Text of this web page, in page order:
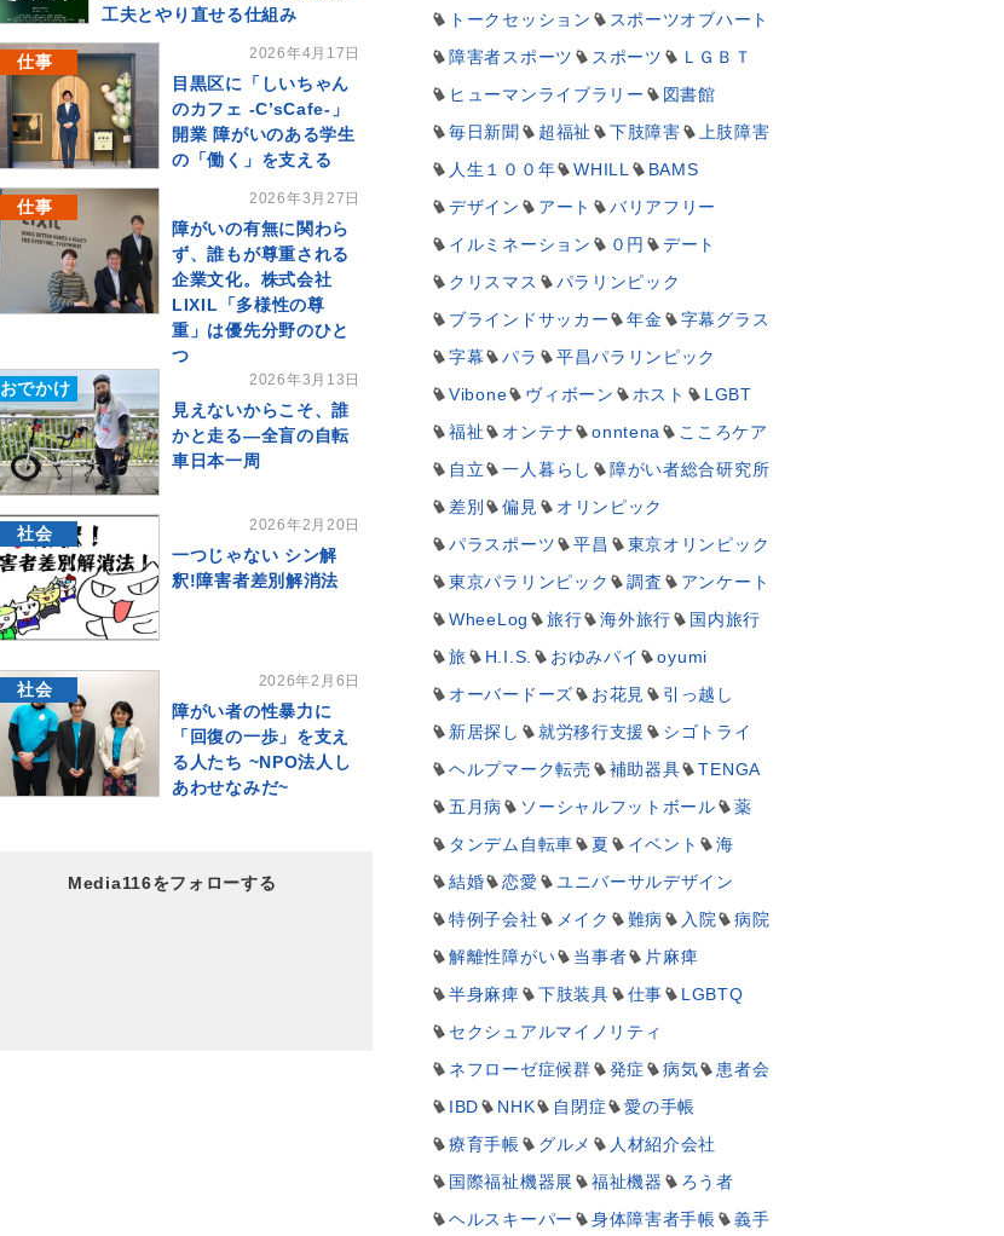
工夫とやり直せる仕組み
仕事 2026年4月17日
目黒区に「しいちゃん
のカフェ -C’sCafe-」
開業 障がいのある学生
の「働く」を支える
仕事 2026年3月27日
障がいの有無に関わら
ず、誰もが尊重される
企業文化。株式会社
LIXIL「多様性の尊
重」は優先分野のひと
つ
おでかけ 2026年3月13日
見えないからこそ、誰
かと走る―全盲の自転
車日本一周
社会 2026年2月20日
一つじゃない シン解
釈!障害者差別解消法
社会 2026年2月6日
障がい者の性暴力に
「回復の一歩」を支え
る人たち ~NPO法人し
あわせなみだ~
Media116をフォローする
トークセッション
スポーツオブハート
障害者スポーツ
スポーツ
ＬＧＢＴ
ヒューマンライブラリー
図書館
毎日新聞
超福祉 下肢障害
上肢障害
人生１００年
WHILL
BAMS
デザイン
アート
バリアフリー
イルミネーション
０円
デート
クリスマス
パラリンピック
ブラインドサッカー
年金
字幕グラス
字幕
パラ
平昌パラリンピック
Vibone
ヴィボーン ホスト
LGBT
福祉
オンテナ onntena
こころケア
自立
一人暮らし
障がい者総合研究所
差別
偏見
オリンピック
パラスポーツ
平昌
東京オリンピック
東京パラリンピック
調査
アンケート
WheeLog
旅行 海外旅行
国内旅行
旅
H.I.S. おゆみパイ
oyumi
オーバードーズ
お花見
引っ越し
新居探し
就労移行支援
シゴトライ
ヘルプマーク転売
補助器具
TENGA
五月病
ソーシャルフットボール
薬
タンデム自転車
夏 イベント
海
結婚
恋愛
ユニバーサルデザイン
特例子会社
メイク 難病 入院
病院
解離性障がい
当事者
片麻痺
半身麻痺
下肢装具 仕事
LGBTQ
セクシュアルマイノリティ
ネフローゼ症候群
発症 病気
患者会
IBD
NHK 自閉症
愛の手帳
療育手帳
グルメ
人材紹介会社
国際福祉機器展
福祉機器
ろう者
ヘルスキーパー
身体障害者手帳
義手